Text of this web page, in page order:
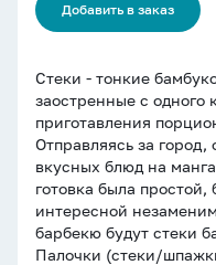
Добавить в заказ
Стеки - тонкие
заостренные с одного
приготавления
Отправляясь за город,
вкусных блюд на
готовка была
интересной
барбекю будут стеки
Палочки (стеки/